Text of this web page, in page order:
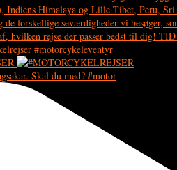
Skal du med? #motor